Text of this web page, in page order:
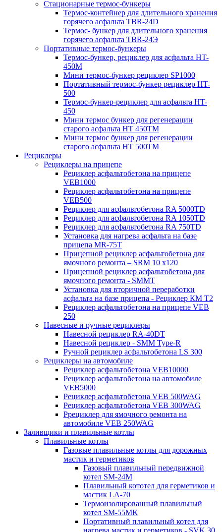
Стационарные термос-бункеры
Термос-контейнер для длительного хранения
горячего асфальта TBR-24D
Термос- бункер для длительного хранения
горячего асфальта TBR-24Э
Портативные термос-бункеры
Термос-бункер, рециклер для асфальта HT-
450M
Мини термос-бункер рециклер SP1000
Портативный термос-бункер рециклер HT-
500
Термос-бункер-рециклер для асфальта HT-
450
Мини термос бункер для регенерации
старого асфальта НТ 450ТМ
Мини термос бункер для регенерации
старого асфальта НТ 500ТМ
Рециклеры
Рециклеры на прицепе
Рециклер асфальтобетона на прицепе
VEB1000
Рециклер асфальтобетона на прицепе
VEB500
Рециклер для асфальтобетона RA 5000TD
Рециклер для асфальтобетона RA 1050TD
Рециклер для асфальтобетона RA 750TD
Установка для нагрева асфальта на базе
прицепа MR-75T
Прицепной рециклер асфальтобетона для
ямочного ремонта – SRM 10 x120
Прицепной рециклер асфальтобетона для
ямочного ремонта - SMMT
Установка для вторичной переработки
асфальта на базе прицепа - Рециклер КМ T2
Рециклер асфальтобетона на прицепе VEB
250
Навесные и ручные рециклеры
Навесной рециклер RA-40DT
Навесной рециклер - SMM Type-R
Ручной рециклер асфальтобетона LS 300
Рециклеры на автомобиле
Рециклер асфальтобетона VEB10000
Рециклер асфальтобетона на автомобиле
VEB5000
Рециклер асфальтобетона VEB 500WAG
Рециклер асфальтобетона VEB 300WAG
Ррециклер для ямочного ремонта на
автомобиле VEB 250WAG
Заливщики и плавильные котлы
Плавильные котлы
Газовые плавильные котлы для дорожных
мастик и герметиков
Газовый плавильный передвижной
котел SM-24M
Плавильный кототел для герметиков и
мастик LA-70
Термоизолированный плавильный
котел SM-55MK
Портативный плавильный котел для
нагрева мастик и герметиков - SVK 30